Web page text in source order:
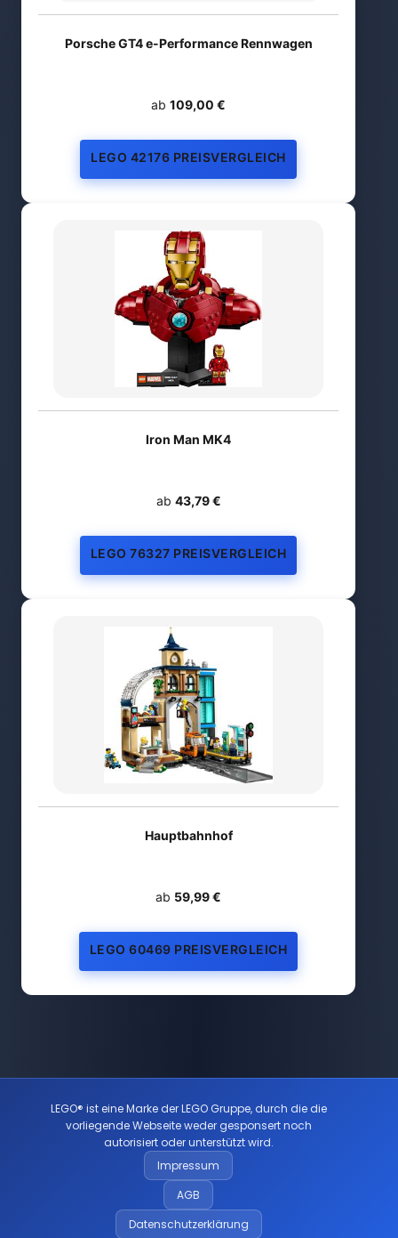
Porsche GT4 e-Performance Rennwagen
ab 109,00 €
LEGO 42176 PREISVERGLEICH
Iron Man MK4
ab 43,79 €
LEGO 76327 PREISVERGLEICH
Hauptbahnhof
ab 59,99 €
LEGO 60469 PREISVERGLEICH
LEGO® ist eine Marke der LEGO Gruppe, durch die die
vorliegende Webseite weder gesponsert noch
autorisiert oder unterstützt wird.
Impressum
AGB
Datenschutzerklärung